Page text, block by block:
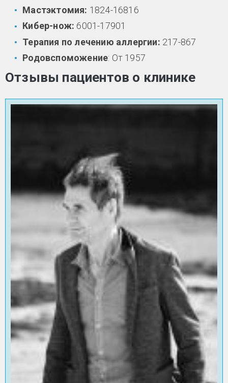
Мастэктомия: 1824-16816
Кибер-нож: 6001-17901
Терапия по лечению аллергии: 217-867
Родовспоможение: От 1957
Отзывы пациентов о клинике